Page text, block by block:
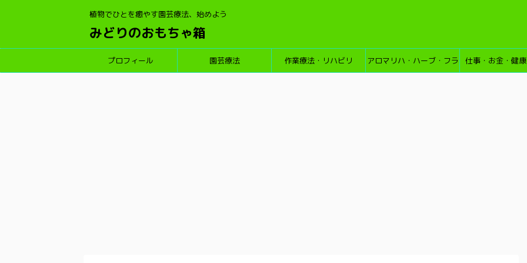
植物でひとを癒やす園芸療法、始めよう
みどりのおもちゃ箱
プロフィール 園芸療法 作業療法・リハビリ アロマリハ・ハーブ・フラ 仕事・お金・健